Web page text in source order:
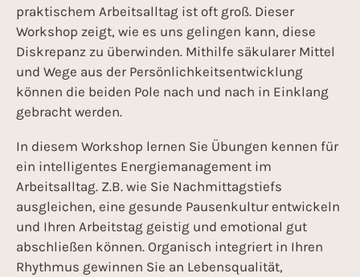
praktischem Arbeitsalltag ist oft groß. Dieser
Workshop zeigt, wie es uns gelingen kann, diese
Diskrepanz zu überwinden. Mithilfe säkularer Mittel
und Wege aus der Persönlichkeitsentwicklung
können die beiden Pole nach und nach in Einklang
gebracht werden.
In diesem Workshop lernen Sie Übungen kennen für
ein intelligentes Energiemanagement im
Arbeitsalltag. Z.B. wie Sie Nachmittagstiefs
ausgleichen, eine gesunde Pausenkultur entwickeln
und Ihren Arbeitstag geistig und emotional gut
abschließen können. Organisch integriert in Ihren
Rhythmus gewinnen Sie an Lebensqualität,